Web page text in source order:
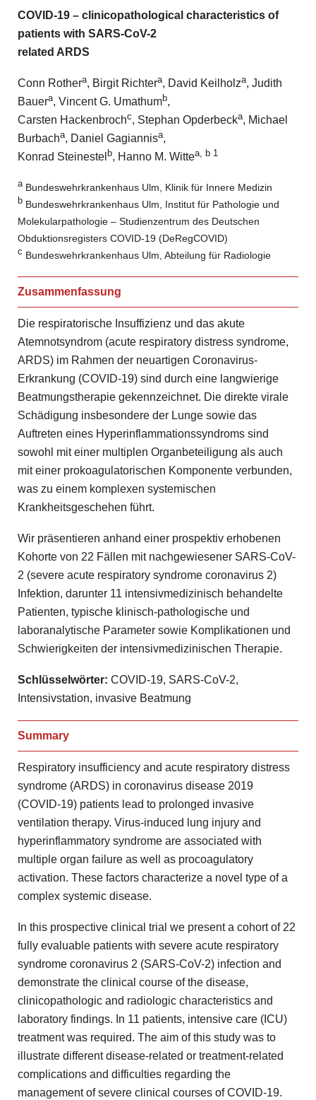
COVID-19 – clinicopathological characteristics of
patients with SARS-CoV-2
related ARDS
Conn Rothera, Birgit Richtera, David Keilholza, Judith
Bauera, Vincent G. Umathumb,
Carsten Hackenbrochc, Stephan Opderbecka, Michael
Burbacha, Daniel Gagiannisa,
Konrad Steinestel b, Hanno M. Wittea, b 1
a Bundeswehrkrankenhaus Ulm, Klinik für Innere Medizin
b Bundeswehrkrankenhaus Ulm, Institut für Pathologie und
Molekularpathologie – Studienzentrum des Deutschen
Obduktionsregisters ­COVID-19 (DeRegCOVID)­
c Bundeswehrkrankenhaus Ulm, Abteilung für Radiologie
Zusammenfassung
Die respiratorische Insuffizienz und das akute
Atemnotsyndrom (acute respiratory distress syndrome,
ARDS) im Rahmen der neuartigen Coronavirus-
Erkrankung (COVID-19) sind durch eine langwierige
Beatmungstherapie gekennzeichnet. Die direkte virale
Schädigung insbesondere der Lunge sowie das
Auftreten eines Hyperinflammationssyndroms sind
sowohl mit einer multiplen Organbeteiligung als auch
mit einer prokoagulatorischen Komponente verbunden,
was zu einem komplexen systemischen
Krankheitsgeschehen führt.
Wir präsentieren anhand einer prospektiv erhobenen
Kohorte von 22 Fällen mit nachgewiesener SARS-CoV-
2 (severe acute respiratory syndrome coronavirus 2)
Infektion, darunter 11 intensivmedizinisch behandelte
Patienten, typische klinisch-pathologische und
laboranalytische Parameter sowie Komplikationen und
Schwierigkeiten der intensivmedizinischen Therapie.
Schlüsselwörter: COVID-19, SARS-CoV-2,
Intensivstation, invasive Beatmung
Summary
Respiratory insufficiency and acute respiratory distress
syndrome (ARDS) in coronavirus disease 2019
(COVID-19) patients lead to prolonged invasive
ventilation therapy. Virus-induced lung injury and
hyperinflammatory syndrome are associated with
multiple organ failure as well as procoagulatory
activation. These factors characterize a novel type of a
complex systemic disease.
In this prospective clinical trial we present a cohort of 22
fully evaluable patients with severe acute respiratory
syndrome coronavirus 2 (SARS-CoV-2) infection and
demonstrate the clinical course of the disease,
clinicopathologic and radiologic characteristics and
laboratory findings. In 11 patients, intensive care (ICU)
treatment was required. The aim of this study was to
illustrate different disease-related or treatment-related
complications and difficulties regarding the
management of severe clinical courses of COVID-19.